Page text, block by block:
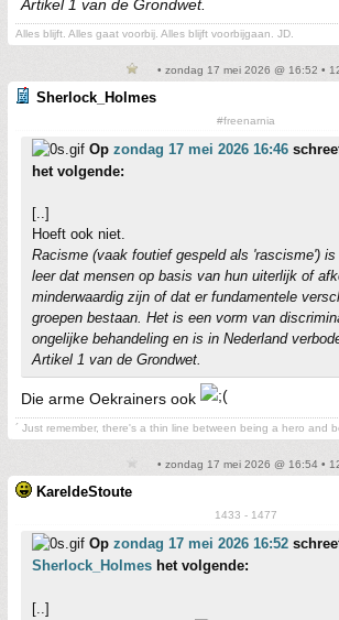
Artikel 1 van de Grondwet.
Alles blijft. Alles gaat voorbij. Alles blijft voorbijgaan. JD.
• zondag 17 mei 2026 @ 16:52 •
Sherlock_Holmes
#freenarnia
Op zondag 17 mei 2026 16:46
het volgende:
[..]
Hoeft ook niet.
Racisme (vaak foutief gespeld als 'rascisme')
leer dat mensen op basis van hun uiterlijk of
minderwaardig zijn of dat er fundamentele
groepen bestaan. Het is een vorm van
ongelijke behandeling en is in Nederland
Artikel 1 van de Grondwet.
Die arme Oekrainers ook
´ Just remember, there's a thin line between being a hero and
• zondag 17 mei 2026 @ 16:54 •
KareldeStoute
1433 - 1477
Op zondag 17 mei 2026 16:52
Sherlock_Holmes het volgende:
[..]